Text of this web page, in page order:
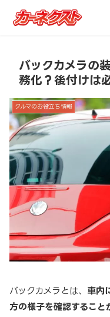
ホーム コラムTOP
バックカメラの
務化？後付けは
クルマのお役立ち情報
バックカメラとは、 車内
方の様子を確認すること